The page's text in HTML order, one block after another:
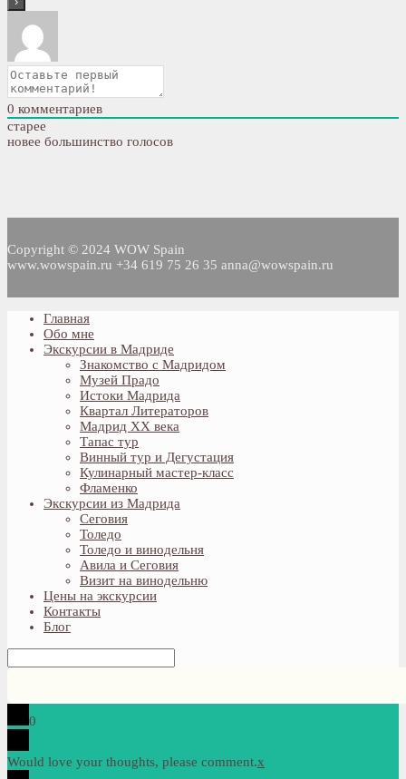
0 комментариев
старее
новее большинство голосов
Copyright © 2024 WOW Spain
www.wowspain.ru +34 619 75 26 35 anna@wowspain.ru
Главная
Обо мне
Экскурсии в Мадриде
Знакомство с Мадридом
Музей Прадо
Истоки Мадрида
Квартал Литераторов
Мадрид XX века
Тапас тур
Винный тур и Дегустация
Кулинарный мастер-класс
Фламенко
Экскурсии из Мадрида
Сеговия
Толедо
Толедо и винодельня
Авила и Сеговия
Визит на винодельню
Цены на экскурсии
Контакты
Блог
0
Would love your thoughts, please comment.x